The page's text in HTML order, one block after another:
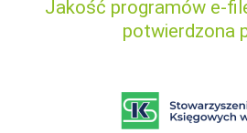
Jakość programów e-
potwierdzona